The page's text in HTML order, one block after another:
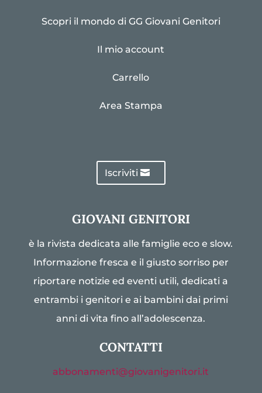
Scopri il mondo di GG Giovani Genitori
Il mio account
Carrello
Area Stampa
Iscriviti
GIOVANI GENITORI
è la rivista dedicata alle famiglie eco e slow.
Informazione fresca e il giusto sorriso per
riportare notizie ed eventi utili, dedicati a
entrambi i genitori e ai bambini dai primi
anni di vita fino all’adolescenza.
CONTATTI
abbonamenti@giovanigenitori.it